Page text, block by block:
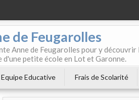
de Feugarolles
Anne de Feugarolles pour y
petite école en Lot et Garonne.
Equipe Educative Frais de Scolarité